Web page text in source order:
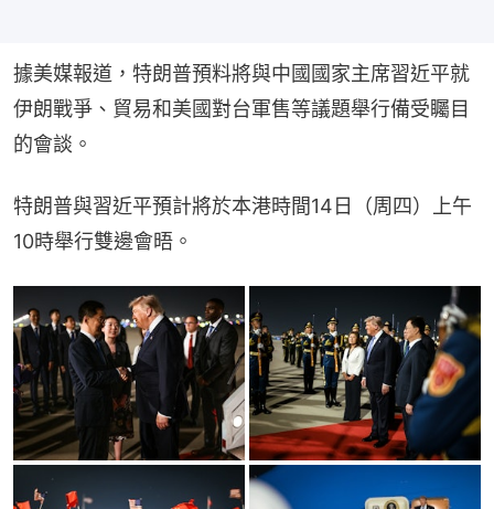
伊朗戰爭、貿易和美國對台軍售等議題舉行備受矚目
的會談。
10時舉行雙邊會晤。